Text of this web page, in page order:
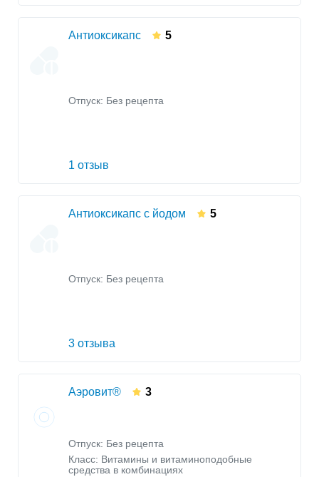
Антиоксикапс 5
Отпуск: Без рецепта
1 отзыв
Антиоксикапс с йодом 5
Отпуск: Без рецепта
3 отзыва
Аэровит® 3
Отпуск: Без рецепта
Класс: Витамины и витаминоподобные
средства в комбинациях